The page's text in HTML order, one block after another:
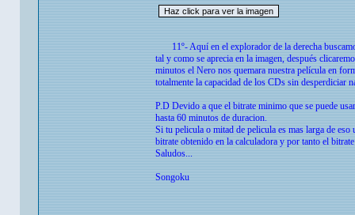
11º- Aquí en el explorador de la derecha
tal y como se aprecia en la imagen, después
minutos el Nero nos quemara nuestra película en
totalmente la capacidad de los CDs sin desperdiciar
P.D Devido a que el bitrate minimo que se puede
hasta 60 minutos de duracion.
Si tu pelicula o mitad de pelicula es mas larga de eso
bitrate obtenido en la calculadora y por tanto el
Saludos...
Songoku